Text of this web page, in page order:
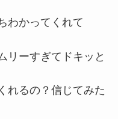
わかってくれて
リーすぎてドキッと
れるの？信じてみた